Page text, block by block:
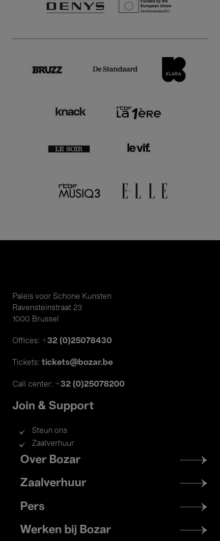
Paleis voor Schone Kunsten
Ravensteinstraat 23
1000 Brussel
Offices: +32 (0)25078430
Tickets: tickets@bozar.be
Call center: +32 (0)25078200
Join & Support
Steun ons
Zaalverhuur
Footer
menu
Over Bozar
Zaalverhuur
Pers
Werken bij Bozar